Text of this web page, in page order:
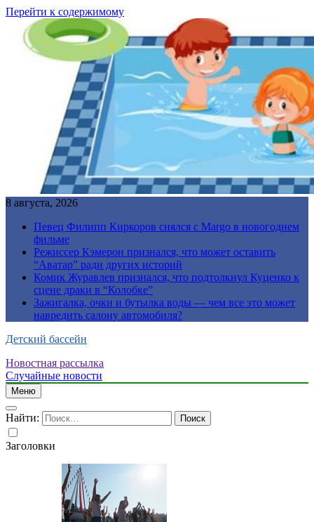
Перейти к содержимому
8 августа, 2026
Певец Филипп Киркоров снялся с Margo в новогоднем
фильме
Режиссер Кэмерон признался, что может оставить
“Аватар” ради других историй
Комик Журавлев признался, что подтолкнул Куценко к
сцене драки в “Колобке”
Зажигалка, очки и бутылка воды — чем все это может
навредить салону автомобиля?
Детский бассейн
Новостная рассылка
Случайные новости
Меню
Найти:
Заголовки